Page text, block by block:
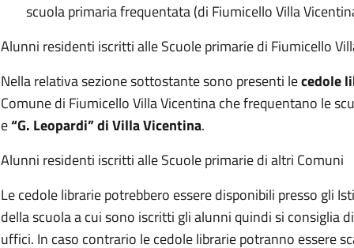
scuola primaria frequentata (di Fiumicello Villa
Alunni residenti iscritti alle Scuole primarie di Fiumicello
Nella relativa sezione sottostante sono presenti lecedole
Comune di Fiumicello Villa Vicentina che frequentano le
e“G. Leopardi” di Villa Vicentina.
Alunni residenti iscritti alle Scuole primarie di altri Comuni
Le cedole librarie potrebbero essere disponibili presso gli
della scuola a cui sono iscritti gli alunni quindi si consiglia
uffici. In caso contrario le cedole librarie potranno essere